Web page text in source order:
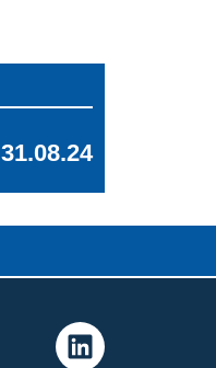
31.08.24